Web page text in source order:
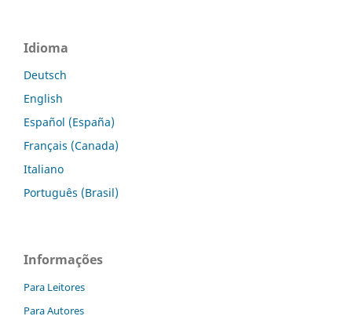
Idioma
Deutsch
English
Español (España)
Français (Canada)
Italiano
Português (Brasil)
Informações
Para Leitores
Para Autores